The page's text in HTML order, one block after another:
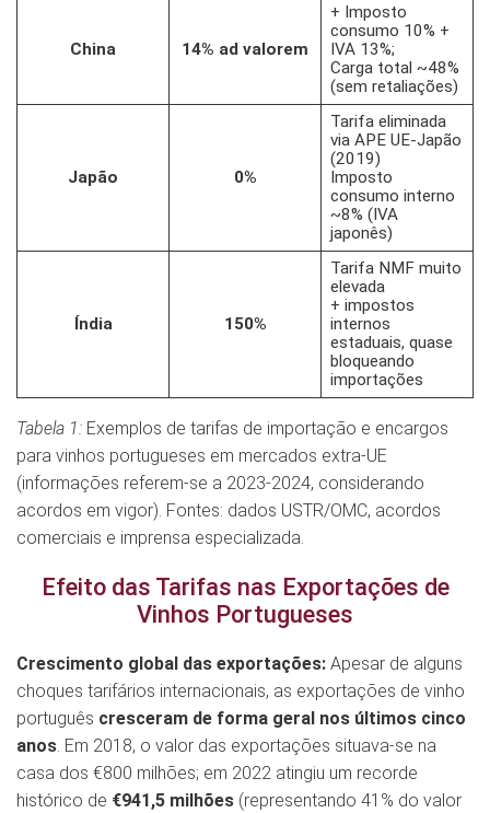
China 14% ad valorem
+ Imposto
consumo 10% +
IVA 13%;
Carga total ~48%
(sem retaliações)​
Japão 0%
Tarifa eliminada
via APE UE-Japão
(2019)​
Imposto
consumo interno
~8% (IVA
japonês)
Índia 150%
Tarifa NMF muito
elevada​
+ impostos
internos
estaduais, quase
bloqueando
importações
Tabela 1: Exemplos de tarifas de importação e encargos
para vinhos portugueses em mercados extra-UE
(informações referem-se a 2023-2024, considerando
acordos em vigor). Fontes: dados USTR/OMC, acordos
comerciais e imprensa especializada.
Efeito das Tarifas nas Exportações de
Vinhos Portugueses
Crescimento global das exportações: Apesar de alguns
choques tarifários internacionais, as exportações de vinho
português cresceram de forma geral nos últimos cinco
anos. Em 2018, o valor das exportações situava-se na
casa dos €800 milhões; em 2022 atingiu um recorde
histórico de €941,5 milhões (representando 41% do valor